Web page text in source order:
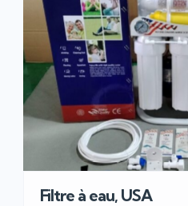
Filtre à eau, USA